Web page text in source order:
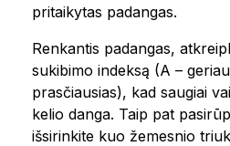
pritaikytas padangas.
Renkantis padangas,
sukibimo indeksą (A –
prasčiausias), kad saugiai
kelio danga. Taip pat
išsirinkite kuo žemesnio